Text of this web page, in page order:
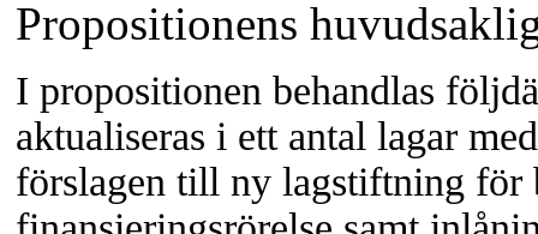
Propositionens
I propositionen behandlas
aktualiseras i ett antal lagar
förslagen till ny lagstiftning för